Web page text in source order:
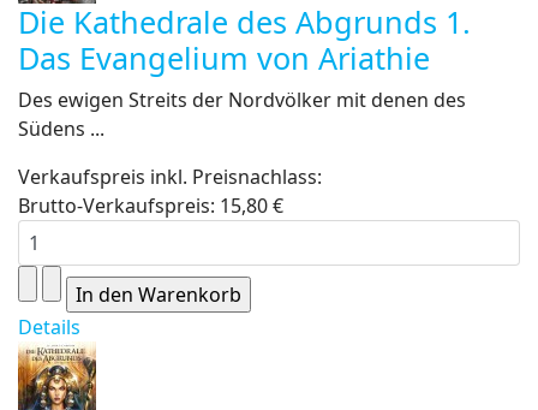
Die Kathedrale des Abgrunds 1.
Das Evangelium von Ariathie
Des ewigen Streits der Nordvölker mit denen des
Südens ...
Verkaufspreis inkl. Preisnachlass:
Brutto-Verkaufspreis: 15,80 €
Details